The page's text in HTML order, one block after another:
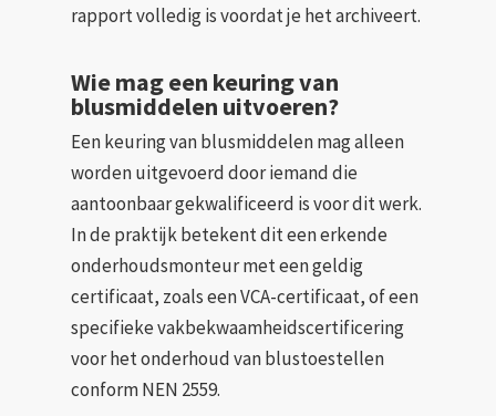
rapport volledig is voordat je het archiveert.
Wie mag een keuring van
blusmiddelen uitvoeren?
Een keuring van blusmiddelen mag alleen
worden uitgevoerd door iemand die
aantoonbaar gekwalificeerd is voor dit werk.
In de praktijk betekent dit een erkende
onderhoudsmonteur met een geldig
certificaat, zoals een VCA-certificaat, of een
specifieke vakbekwaamheidscertificering
voor het onderhoud van blustoestellen
conform NEN 2559.